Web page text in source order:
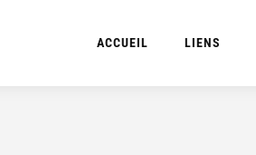
ACCUEIL LIENS